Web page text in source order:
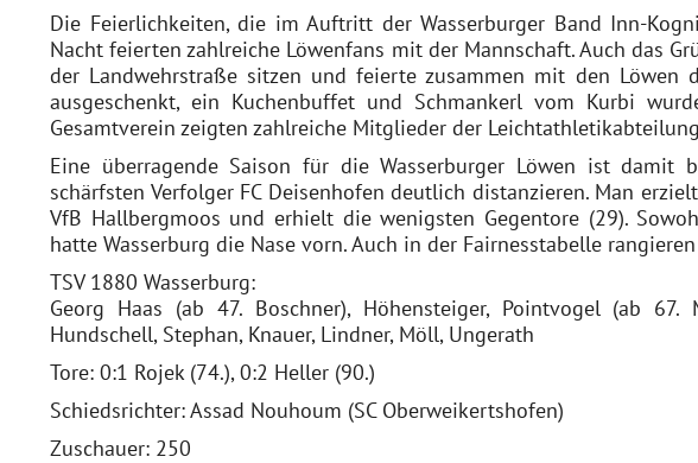
Die Feierlichkeiten, die im Auftritt der Wasserburger Band Inn-
Nacht feierten zahlreiche Löwenfans mit der Mannschaft. Auch das
der Landwehrstraße sitzen und feierte zusammen mit den Löwen
ausgeschenkt, ein Kuchenbuffet und Schmankerl vom Kurbi
Gesamtverein zeigten zahlreiche Mitglieder der
Eine überragende Saison für die Wasserburger Löwen ist damit
schärfsten Verfolger FC Deisenhofen deutlich distanzieren. Man
VfB Hallbergmoos und erhielt die wenigsten Gegentore (29).
hatte Wasserburg die Nase vorn. Auch in der Fairnesstabelle
TSV 1880 Wasserburg:
Georg Haas (ab 47. Boschner), Höhensteiger, Pointvogel (ab
Hundschell, Stephan, Knauer, Lindner, Möll, Ungerath
Tore: 0:1 Rojek (74.), 0:2 Heller (90.)
Schiedsrichter: Assad Nouhoum (SC Oberweikertshofen)
Zuschauer: 250